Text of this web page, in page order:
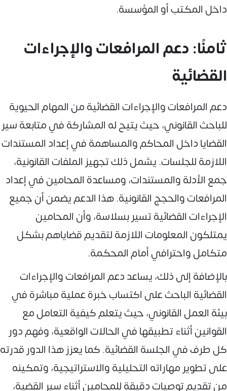
داخل المكتب أو المؤسسة.
ثامنًا: دعم المرافعات والإجراءات
القضائية
دعم المرافعات والإجراءات القضائية من المهام الحيوية
للباحث القانوني، حيث يتيح له المشاركة في متابعة سير
القضايا داخل المحاكم والمساهمة في إعداد المستندات
اللازمة للجلسات. يشمل ذلك تجهيز الملفات القانونية،
جمع الأدلة والمستندات، ومساعدة المحامين في إعداد
المرافعات والحجج القانونية. هذا الدعم يضمن أن جميع
الإجراءات القضائية تسير بسلاسة، وأن المحامين
يمتلكون المعلومات اللازمة لتقديم قضاياهم بشكل
متكامل واحترافي أمام المحكمة.
بالإضافة إلى ذلك، يساعد دعم المرافعات والإجراءات
القضائية الباحث على اكتساب خبرة عملية مباشرة في
بيئة العمل القانوني، حيث يتعلم كيفية التعامل مع
القوانين أثناء تطبيقها في الحالات الواقعية، وفهم دور
كل طرف في الجلسة القضائية. كما يعزز هذا الدور قدرته
على تطوير مهاراته التحليلية والاستراتيجية، وتمكينه
من تقديم توصيات دقيقة للمحامين أثناء سير القضية،